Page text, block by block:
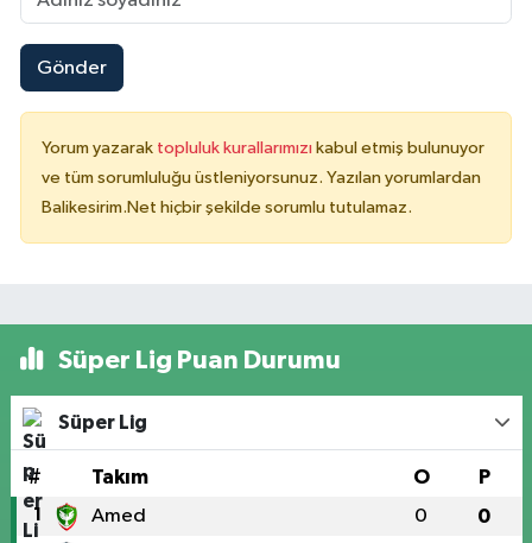
Gönder
Yorum yazarak topluluk kurallarımızı kabul etmiş bulunuyor
ve tüm sorumluluğu üstleniyorsunuz. Yazılan yorumlardan
Balikesirim.Net hiçbir şekilde sorumlu tutulamaz.
Süper Lig Puan Durumu
Süper Lig
# Takım O P
1 Amed 0 0